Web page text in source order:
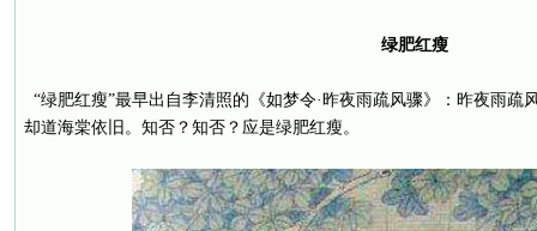
绿肥红瘦
“绿肥红瘦”最早出自李清照的《如梦令·昨夜雨疏风骤》：昨夜雨疏
却道海棠依旧。知否？知否？应是绿肥红瘦。